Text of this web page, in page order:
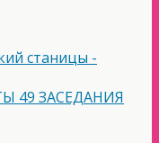
станицы -
49 ЗАСЕДАНИЯ